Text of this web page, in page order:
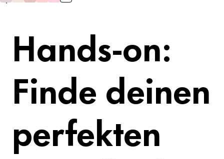
Hands-on:
Finde deinen
perfekten